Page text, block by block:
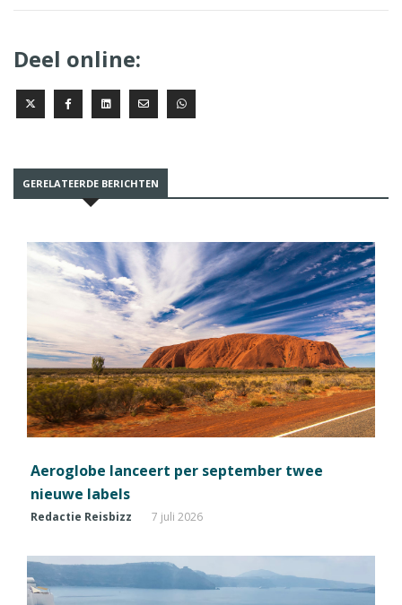
Deel online:
GERELATEERDE BERICHTEN
Aeroglobe lanceert per september twee
nieuwe labels
Redactie Reisbizz 7 juli 2026